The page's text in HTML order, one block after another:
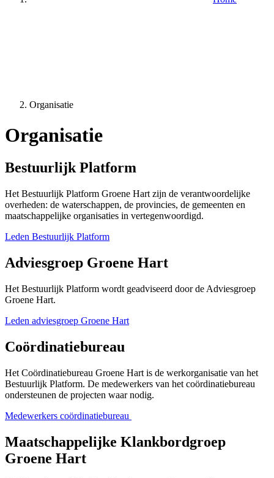
Organisatie
Organisatie
Bestuurlijk Platform
Het Bestuurlijk Platform Groene Hart zijn de verantwoordelijke
overheden: de waterschappen, de provincies, de gemeenten en
maatschappelijke organisaties in vertegenwoordigd.
Leden Bestuurlijk Platform
Adviesgroep Groene Hart
Het Bestuurlijk Platform wordt geadviseerd door de Adviesgroep
Groene Hart.
Leden adviesgroep Groene Hart
Coördinatiebureau
Het Coördinatiebureau Groene Hart is de werkorganisatie van het
Bestuurlijk Platform. De medewerkers van het coördinatiebureau
ondersteunen de projecten waar nodig.
Medewerkers coördinatiebureau
Maatschappelijke Klankbordgroep
Groene Hart